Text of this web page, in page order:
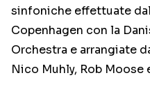
sinfoniche effettuate
Copenhagen con la
Orchestra e arrangiate
Nico Muhly, Rob Moose